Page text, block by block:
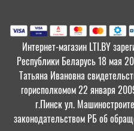
Интернет-магазин LTI.BY
Республики Беларусь 18 мая
Татьяна Ивановна
горисполкомом 22 января
г.Пинск ул.
законодательством РБ об